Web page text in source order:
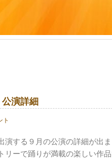
公演詳細
ト
演する９月の公演の詳細が出
ーで踊りが満載の楽しい作品